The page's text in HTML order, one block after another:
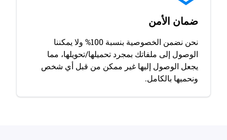
ضمان الأمن
نحن نضمن الخصوصية بنسبة 100% ولا يمكننا
الوصول إلى ملفاتك بمجرد تحميلها/تحويلها، مما
يجعل الوصول إليها غير ممكن من قبل أي شخص
ونحميها بالكامل.